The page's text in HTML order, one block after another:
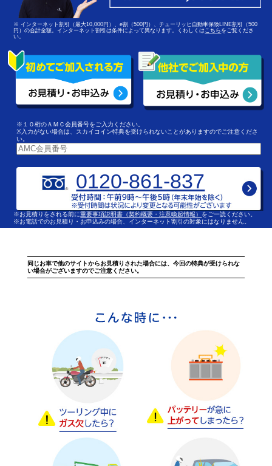
※ インターネット割引（最大10,000円）、e割（500円）、チューリッヒ自動車保険LINE割引（500
円）の合計金額。インターネット割引は条件によって異なります。くわしくは こちら をご覧くださ
い。
※１０桁のＡＭＣ会員番号をご入力ください。
※入力がない場合は、スカイコイン特典を受けられないことがありますのでご注意くださ
い。
0120-861-837
※お見積りをされる前に重要事項説明書（契約概要・注意喚起情報） をご一読ください。
※お電話でのお見積り・お申込みの場合、インターネット割引の対象にはなりません。
同じお車で他のサイトからお見積りされた場合には、今回の特典が受けられな
い場合がございますのでご注意ください。